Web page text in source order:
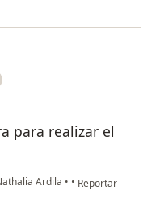
para realizar el
Ardila • • en opinión del
Reportar